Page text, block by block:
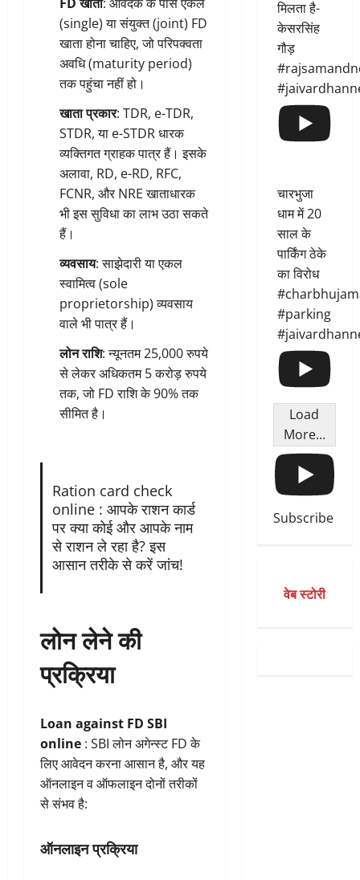
(single) या संयुक्त (joint) FD
खाता होना चाहिए, जो परिपक्वता
अवधि (maturity period)
तक पहुंचा नहीं हो।
खाता प्रकार: TDR, e-TDR,
STDR, या e-STDR धारक
व्यक्तिगत ग्राहक पात्र हैं। इसके
अलावा, RD, e-RD, RFC,
FCNR, और NRE खाताधारक
भी इस सुविधा का लाभ उठा सकते
हैं।
व्यवसाय: साझेदारी या एकल
स्वामित्व (sole
proprietorship) व्यवसाय
वाले भी पात्र हैं।
लोन राशि: न्यूनतम 25,000 रुपये
से लेकर अधिकतम 5 करोड़ रुपये
तक, जो FD राशि के 90% तक
सीमित है।
Ration card check
online : आपके राशन कार्ड
पर क्या कोई और आपके नाम
से राशन ले रहा है? इस
आसान तरीके से करें जांच!
लोन लेने की
प्रक्रिया
Loan against FD SBI
online : SBI लोन अगेन्स्ट FD के
लिए आवेदन करना आसान है, और यह
ऑनलाइन व ऑफलाइन दोनों तरीकों
से संभव है:
ऑनलाइन प्रक्रिया
मिलता है-
केसरसिंह
गौड़
चारभुजा
धाम में 20
साल के
पार्किंग ठेके
का विरोध
#parking
Load
More...
Subscribe
वेब स्टोरी